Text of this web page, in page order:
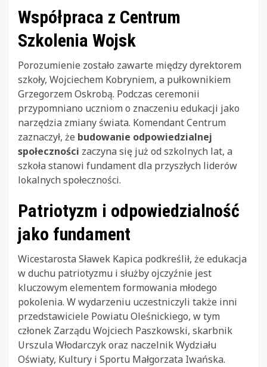
Współpraca z Centrum
Szkolenia Wojsk
Porozumienie zostało zawarte między dyrektorem
szkoły, Wojciechem Kobryniem, a pułkownikiem
Grzegorzem Oskrobą. Podczas ceremonii
przypomniano uczniom o znaczeniu edukacji jako
narzędzia zmiany świata. Komendant Centrum
zaznaczył, że budowanie odpowiedzialnej
społeczności zaczyna się już od szkolnych lat, a
szkoła stanowi fundament dla przyszłych liderów
lokalnych społeczności.
Patriotyzm i odpowiedzialność
jako fundament
Wicestarosta Sławek Kapica podkreślił, że edukacja
w duchu patriotyzmu i służby ojczyźnie jest
kluczowym elementem formowania młodego
pokolenia. W wydarzeniu uczestniczyli także inni
przedstawiciele Powiatu Oleśnickiego, w tym
członek Zarządu Wojciech Paszkowski, skarbnik
Urszula Włodarczyk oraz naczelnik Wydziału
Oświaty, Kultury i Sportu Małgorzata Iwańska.